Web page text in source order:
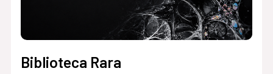
Biblioteca Rara